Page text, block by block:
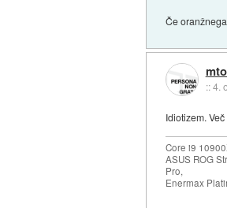
Če
::4.
Idiotizem.
Core i9
ASUS ROG
Pro,
Enermax